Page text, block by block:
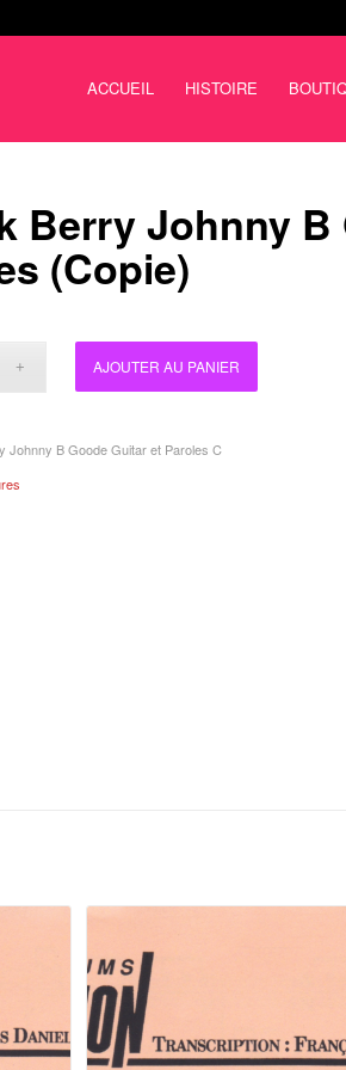
ACCUEIL HISTOIRE
Berry Johnny B
(Copie)
AJOUTER AU PANIER
Johnny B Goode Guitar et Paroles C